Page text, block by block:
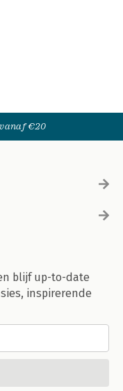
€20
blijf up-to-date
inspirerende